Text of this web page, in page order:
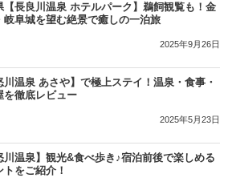
【長良川温泉 ホテルパーク】鵜飼観覧も！金
岐阜城を望む絶景で癒しの一泊旅
2025年9月26日
川温泉 あさや】で極上ステイ！温泉・食事・
を徹底レビュー
2025年5月23日
川温泉】観光&食べ歩き♪宿泊前後で楽しめる
トをご紹介！